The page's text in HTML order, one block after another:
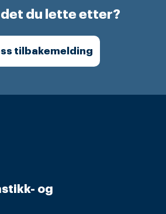
det du lette etter?
tilbakemelding
og